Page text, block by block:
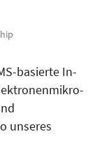
basierte In-
unseres